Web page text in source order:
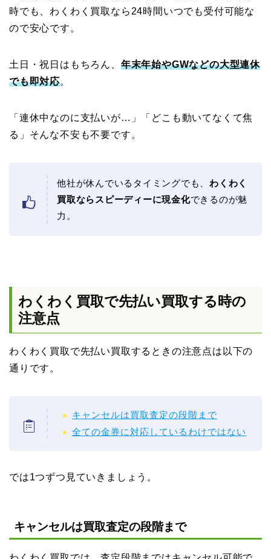
時でも、わくわく買取なら24時間いつでも受付可能な
ので安心です。
土日・祝日はもちろん、 年末年始やGWなどの大型連休
でも即対応。
「連休中なのに支払いが…」「どこも動いてなくて焦
る」そんな不安も不要です。
他社が休んでいるタイミングでも、わくわく
買取ならスピーディーに現金化できるのが魅
力。
わくわく買取で先払い買取する時の
注意点
わくわく買取で先払い買取するときの注意点は以下の
通りです。
キャンセルは買取査定の段階まで
全ての金券に対応しているわけではない
では1つずつ見ていきましょう。
キャンセルは買取査定の段階まで